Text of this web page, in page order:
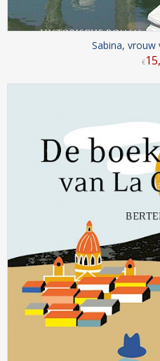
Sabina, vrouw
€15,